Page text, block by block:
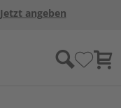
Jetzt angeben